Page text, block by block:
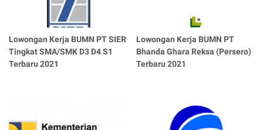
Lowongan Kerja BUMN PT SIER
Tingkat SMA/SMK D3 D4 S1
Terbaru 2021
Lowongan Kerja BUMN PT
Bhanda Ghara Reksa (Persero)
Terbaru 2021